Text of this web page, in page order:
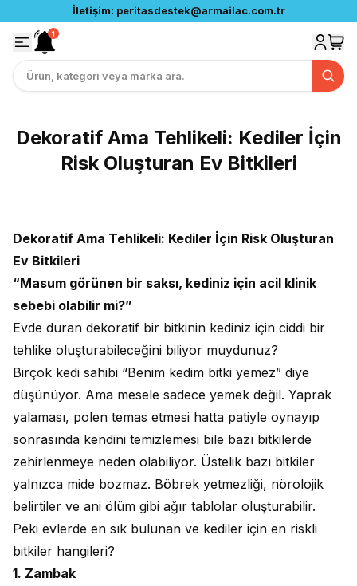
İletişim: peritasdestek@armailac.com.tr
1
Dekoratif Ama Tehlikeli: Kediler İçin
Risk Oluşturan Ev Bitkileri
Dekoratif Ama Tehlikeli: Kediler İçin Risk Oluşturan
Ev Bitkileri
“Masum görünen bir saksı, kediniz için acil klinik
sebebi olabilir mi?”
Evde duran dekoratif bir bitkinin kediniz için ciddi bir
tehlike oluşturabileceğini biliyor muydunuz?
Birçok kedi sahibi “Benim kedim bitki yemez” diye
düşünüyor. Ama mesele sadece yemek değil. Yaprak
yalaması, polen temas etmesi hatta patiyle oynayıp
sonrasında kendini temizlemesi bile bazı bitkilerde
zehirlenmeye neden olabiliyor. Üstelik bazı bitkiler
yalnızca mide bozmaz. Böbrek yetmezliği, nörolojik
belirtiler ve ani ölüm gibi ağır tablolar oluşturabilir.
Peki evlerde en sık bulunan ve kediler için en riskli
bitkiler hangileri?
1. Zambak